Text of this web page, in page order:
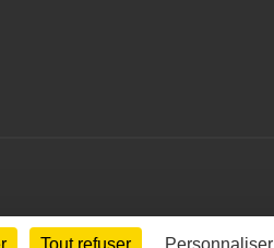
Tout refuser Personnaliser